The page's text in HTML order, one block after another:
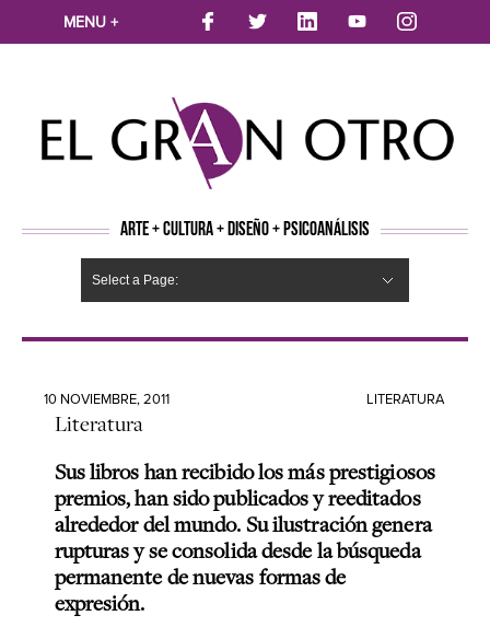
MENU +
ARTE + CULTURA + DISEÑO + PSICOANÁLISIS
Select a Page:
10 NOVIEMBRE, 2011 LITERATURA
Literatura
Sus libros han recibido los más prestigiosos
premios, han sido publicados y reeditados
alrededor del mundo. Su ilustración genera
rupturas y se consolida desde la búsqueda
permanente de nuevas formas de
expresión.